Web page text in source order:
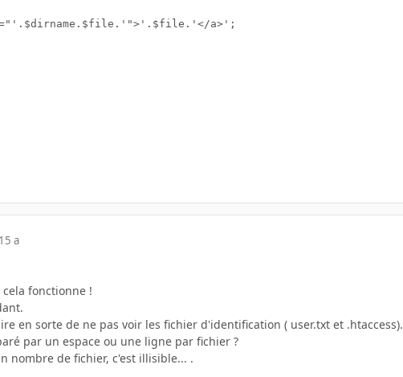
15 a
fonctionne !
en sorte de ne pas voir les fichier d'identification ( user.txt et .htaccess).
par un espace ou une ligne par fichier ?
nombre de fichier, c'est illisible... .